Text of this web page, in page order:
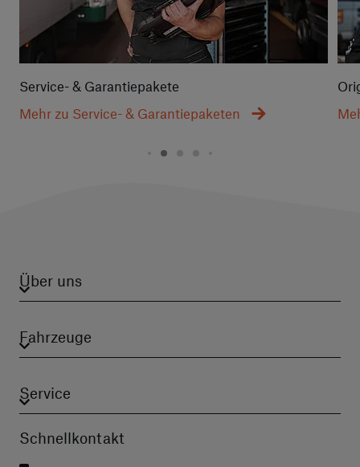
Service- & Garantiepakete
Mehr zu Service- & Garantiepaketen
Über uns
Fahrzeuge
Service
Schnellkontakt